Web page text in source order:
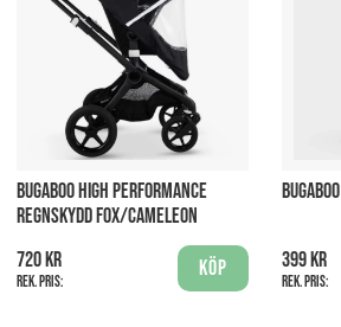
BUGABOO HIGH PERFORMANCE
REGNSKYDD FOX/CAMELEON
720 kr
Rek. pris:
Köp 399 kr
Rek. pris: